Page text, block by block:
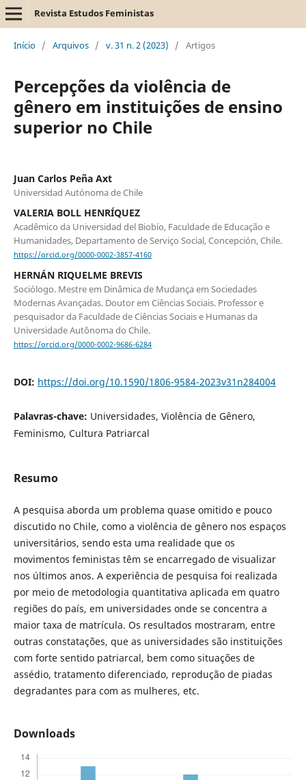
Revista Estudos Feministas
Início / Arquivos / v. 31 n. 2 (2023) / Artigos
Percepções da violência de
gênero em instituições de ensino
superior no Chile
Juan Carlos Peña Axt
Universidad Autónoma de Chile
VALERIA BOLL HENRÍQUEZ
Acadêmico da Universidad del Biobío, Faculdade de Educação e
Humanidades, Departamento de Serviço Social, Concepción, Chile.
https://orcid.org/0000-0002-3857-4160
HERNÁN RIQUELME BREVIS
Sociólogo. Mestre em Dinâmica de Mudança em Sociedades
Modernas Avançadas. Doutor em Ciências Sociais. Professor e
pesquisador da Faculdade de Ciências Sociais e Humanas da
Universidade Autônoma do Chile.
https://orcid.org/0000-0002-9686-6284
DOI: https://doi.org/10.1590/1806-9584-2023v31n284004
Palavras-chave: Universidades, Violência de Gênero,
Feminismo, Cultura Patriarcal
Resumo
A pesquisa aborda um problema quase omitido e pouco
discutido no Chile, como a violência de gênero nos espaços
universitários, sendo esta uma realidade que os
movimentos feministas têm se encarregado de visualizar
nos últimos anos. A experiência de pesquisa foi realizada
por meio de metodologia quantitativa aplicada em quatro
regiões do país, em universidades onde se concentra a
maior taxa de matrícula. Os resultados mostraram, entre
outras constatações, que as universidades são instituições
com forte sentido patriarcal, bem como situações de
assédio, tratamento diferenciado, reprodução de piadas
degradantes para com as mulheres, etc.
Downloads